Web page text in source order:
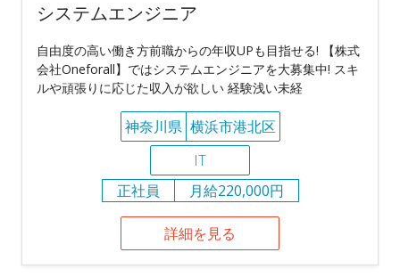
システムエンジニア
自由度の高い働き方前職からの年収UPも目指せる! 【株式
会社Oneforall】ではシステムエンジニアを大募集中! スキ
ルや頑張りに応じた収入が欲しい 経験浅い未経
神奈川県 横浜市港北区
IT
正社員
月給220,000円
詳細を見る